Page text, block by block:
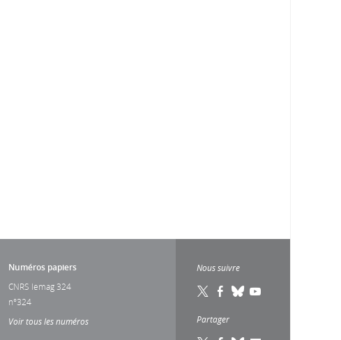
Numéros papiers
CNRS lemag 324
n°324
Voir tous les numéros
Nous suivre
Partager